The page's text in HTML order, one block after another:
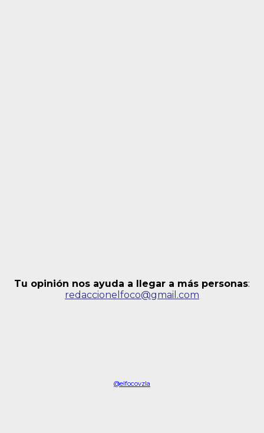
Tu opinión nos ayuda a llegar a más personas:
redaccionelfoco@gmail.com
@elfocovzla